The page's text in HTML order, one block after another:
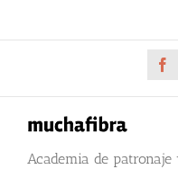
al
Academia de